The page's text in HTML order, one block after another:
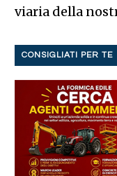
viaria della
CONSIGLIATI PER TE